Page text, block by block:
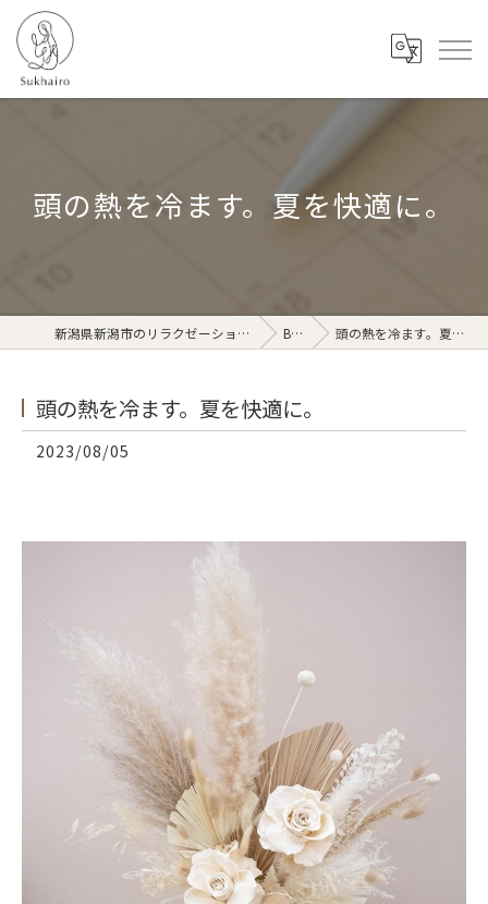
頭の熱を冷ます。夏を快適に。
新潟県新潟市のリラクゼーションならSukhairo Blog 頭の熱を冷ます。夏を快適に。
頭の熱を冷ます。夏を快適に。
2023/08/05